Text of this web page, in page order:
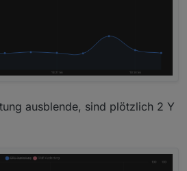
ausblende, sind plötzlich 2 Y